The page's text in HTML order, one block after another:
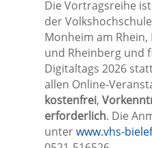
Die Vortragsreihe
der
Monheim am
und Rheinberg und
Digitaltags 2026
allen Online-
kostenfrei,
erforderlich. Die
unterwww.vhs-